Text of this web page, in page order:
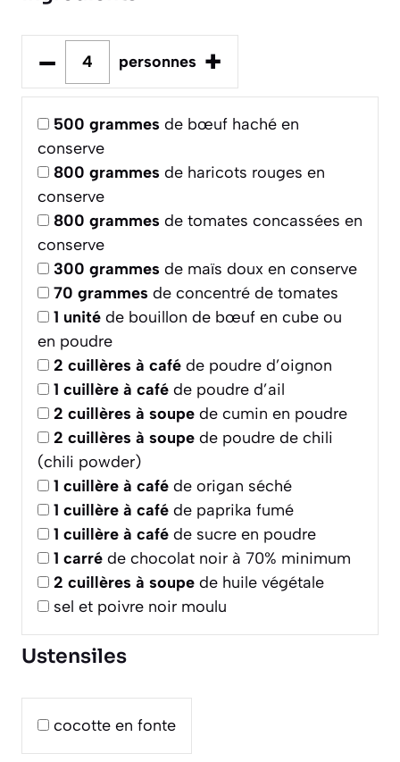
– personnes +
500 grammes de bœuf haché en
conserve
800 grammes de haricots rouges en
conserve
800 grammes de tomates concassées en
conserve
300 grammes de maïs doux en conserve
70 grammes de concentré de tomates
1 unité de bouillon de bœuf en cube ou
en poudre
2 cuillères à café de poudre d’oignon
1 cuillère à café de poudre d’ail
2 cuillères à soupe de cumin en poudre
2 cuillères à soupe de poudre de chili
(chili powder)
1 cuillère à café de origan séché
1 cuillère à café de paprika fumé
1 cuillère à café de sucre en poudre
1 carré de chocolat noir à 70% minimum
2 cuillères à soupe de huile végétale
sel et poivre noir moulu
Ustensiles
cocotte en fonte